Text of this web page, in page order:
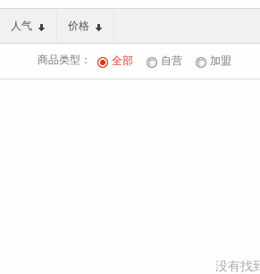
人气 价格
商品类型： 全部 自营 加盟
没有找